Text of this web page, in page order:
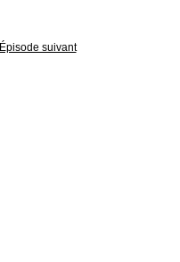
Épisode suivant